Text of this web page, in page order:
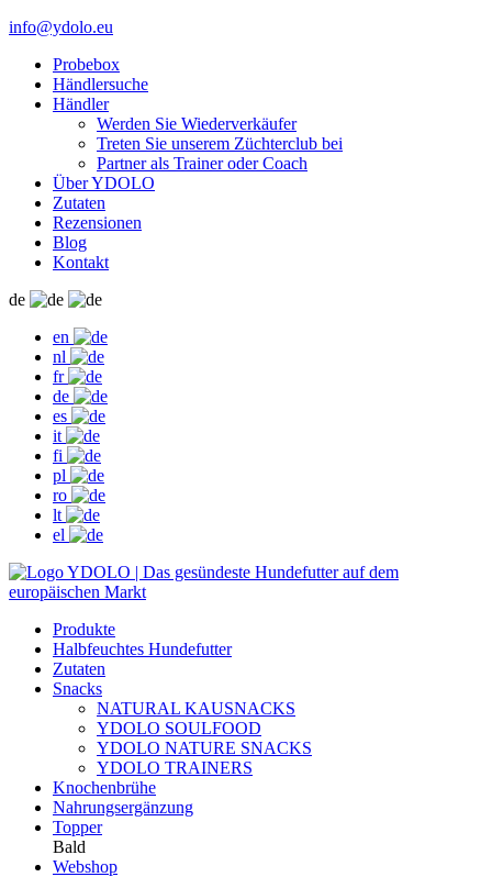
info@ydolo.eu
Probebox
Händlersuche
Händler
Werden Sie Wiederverkäufer
Treten Sie unserem Züchterclub bei
Partner als Trainer oder Coach
Über YDOLO
Zutaten
Rezensionen
Blog
Kontakt
de
en
nl
fr
de
es
it
fi
pl
ro
lt
el
Produkte
Halbfeuchtes Hundefutter
Zutaten
Snacks
NATURAL KAUSNACKS
YDOLO SOULFOOD
YDOLO NATURE SNACKS
YDOLO TRAINERS
Knochenbrühe
Nahrungsergänzung
Topper
Bald
Webshop